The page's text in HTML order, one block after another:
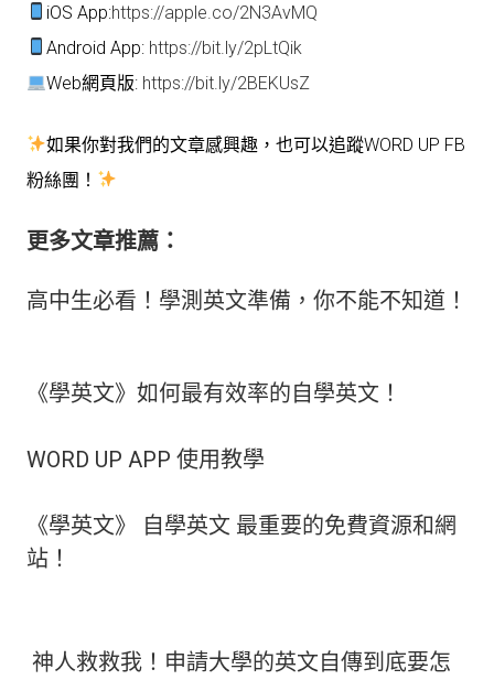
iOS App:https://apple.co/2N3AvMQ
Android App: https://bit.ly/2pLtQik
Web網頁版: https://bit.ly/2BEKUsZ
如果你對我們的文章感興趣，也可以追蹤WORD UP FB
粉絲團！
更多文章推薦：
高中生必看！學測英文準備，你不能不知道！
《學英文》如何最有效率的自學英文！
WORD UP APP 使用教學
《學英文》 自學英文 最重要的免費資源和網
站！
神人救救我！申請大學的英文自傳到底要怎